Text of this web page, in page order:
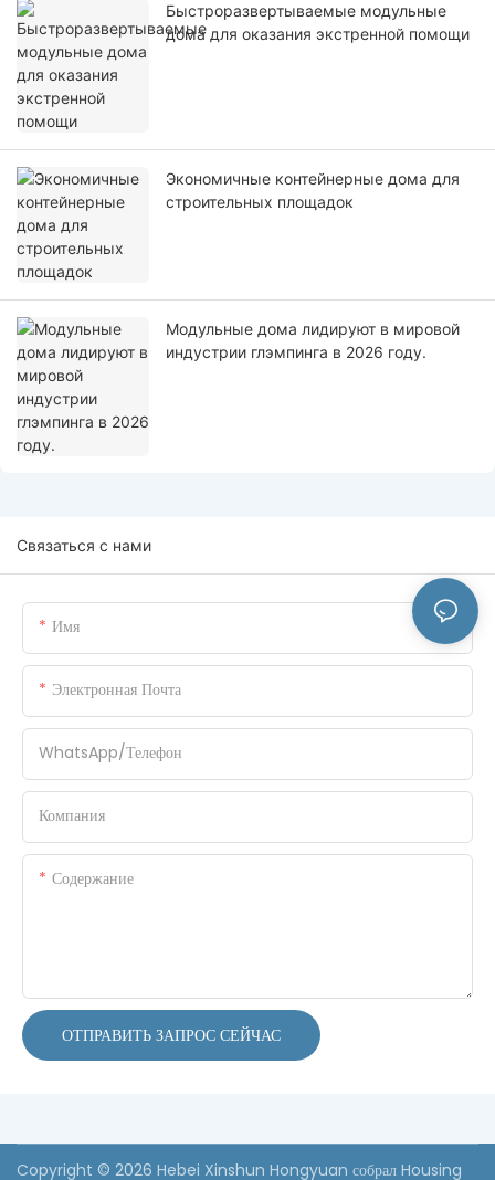
Быстроразвертываемые модульные
дома для оказания экстренной помощи
Экономичные контейнерные дома для
строительных площадок
Модульные дома лидируют в мировой
индустрии глэмпинга в 2026 году.
Связаться с нами
Имя
Электронная Почта
WhatsApp/Телефон
Компания
Содержание
ОТПРАВИТЬ ЗАПРОС СЕЙЧАС
Copyright © 2026 Hebei Xinshun Hongyuan собрал Housing